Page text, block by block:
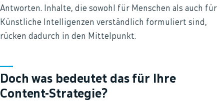
Antworten. Inhalte, die sowohl für Menschen als auch für
Künstliche Intelligenzen verständlich formuliert sind,
rücken dadurch in den Mittelpunkt.
Doch was bedeutet das für Ihre
Content-Strategie?